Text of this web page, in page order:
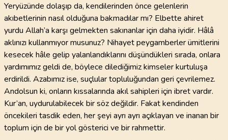
Yeryüzünde dolaşıp da, kendilerinden önce gelenlerin
akıbetlerinin nasıl olduğuna bakmadılar mı? Elbette ahiret
yurdu Allah’a karşı gelmekten sakınanlar için daha iyidir. Hâlâ
aklınızı kullanmıyor musunuz? Nihayet peygamberler ümitlerini
kesecek hâle gelip yalanlandıklarını düşündükleri sırada, onlara
yardımımız geldi de, böylece dilediğimiz kimseler kurtuluşa
erdirildi. Azabımız ise, suçlular topluluğundan geri çevrilemez.
Andolsun ki, onların kıssalarında akıl sahipleri için ibret vardır.
Kur’an, uydurulabilecek bir söz değildir. Fakat kendinden
öncekileri tasdik eden, her şeyi ayrı ayrı açıklayan ve inanan bir
toplum için de bir yol gösterici ve bir rahmettir.